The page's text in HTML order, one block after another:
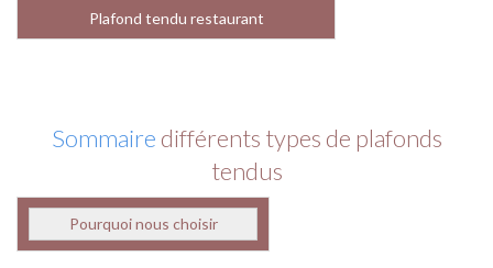
Plafond tendu restaurant
Sommaire différents types de plafonds
tendus
Pourquoi nous choisir